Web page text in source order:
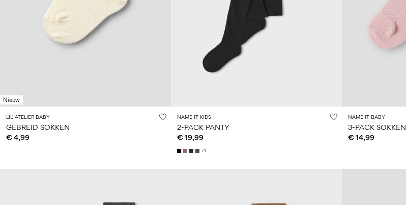
Nieuw
LIL' ATELIER BABY
GEBREID SOKKEN
€ 4,99
NAME IT KIDS
2-PACK PANTY
€ 19,99
+3
NAME IT BABY
3-PACK SOKKEN
€ 14,99